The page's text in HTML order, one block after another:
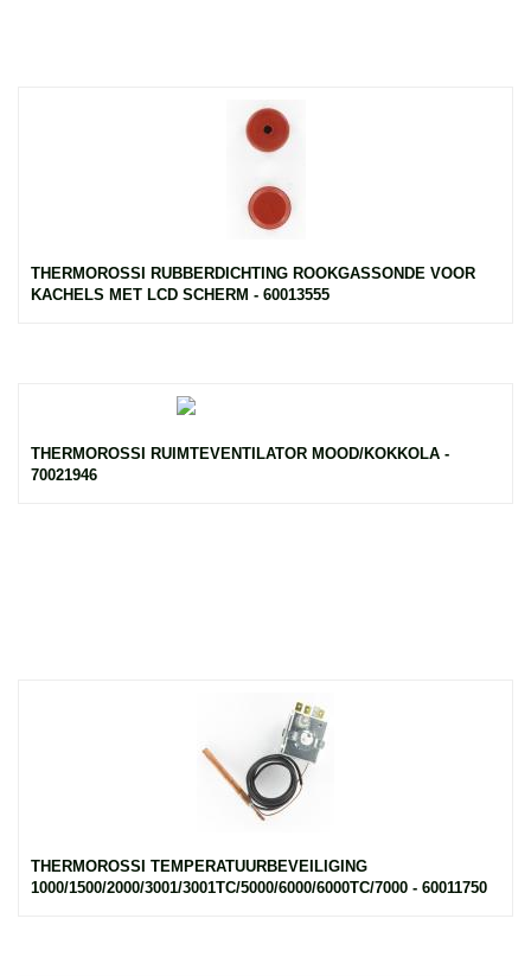
THERMOROSSI RUBBERDICHTING ROOKGASSONDE VOOR
KACHELS MET LCD SCHERM - 60013555
THERMOROSSI RUIMTEVENTILATOR MOOD/KOKKOLA -
70021946
THERMOROSSI TEMPERATUURBEVEILIGING
1000/1500/2000/3001/3001TC/5000/6000/6000TC/7000 - 60011750